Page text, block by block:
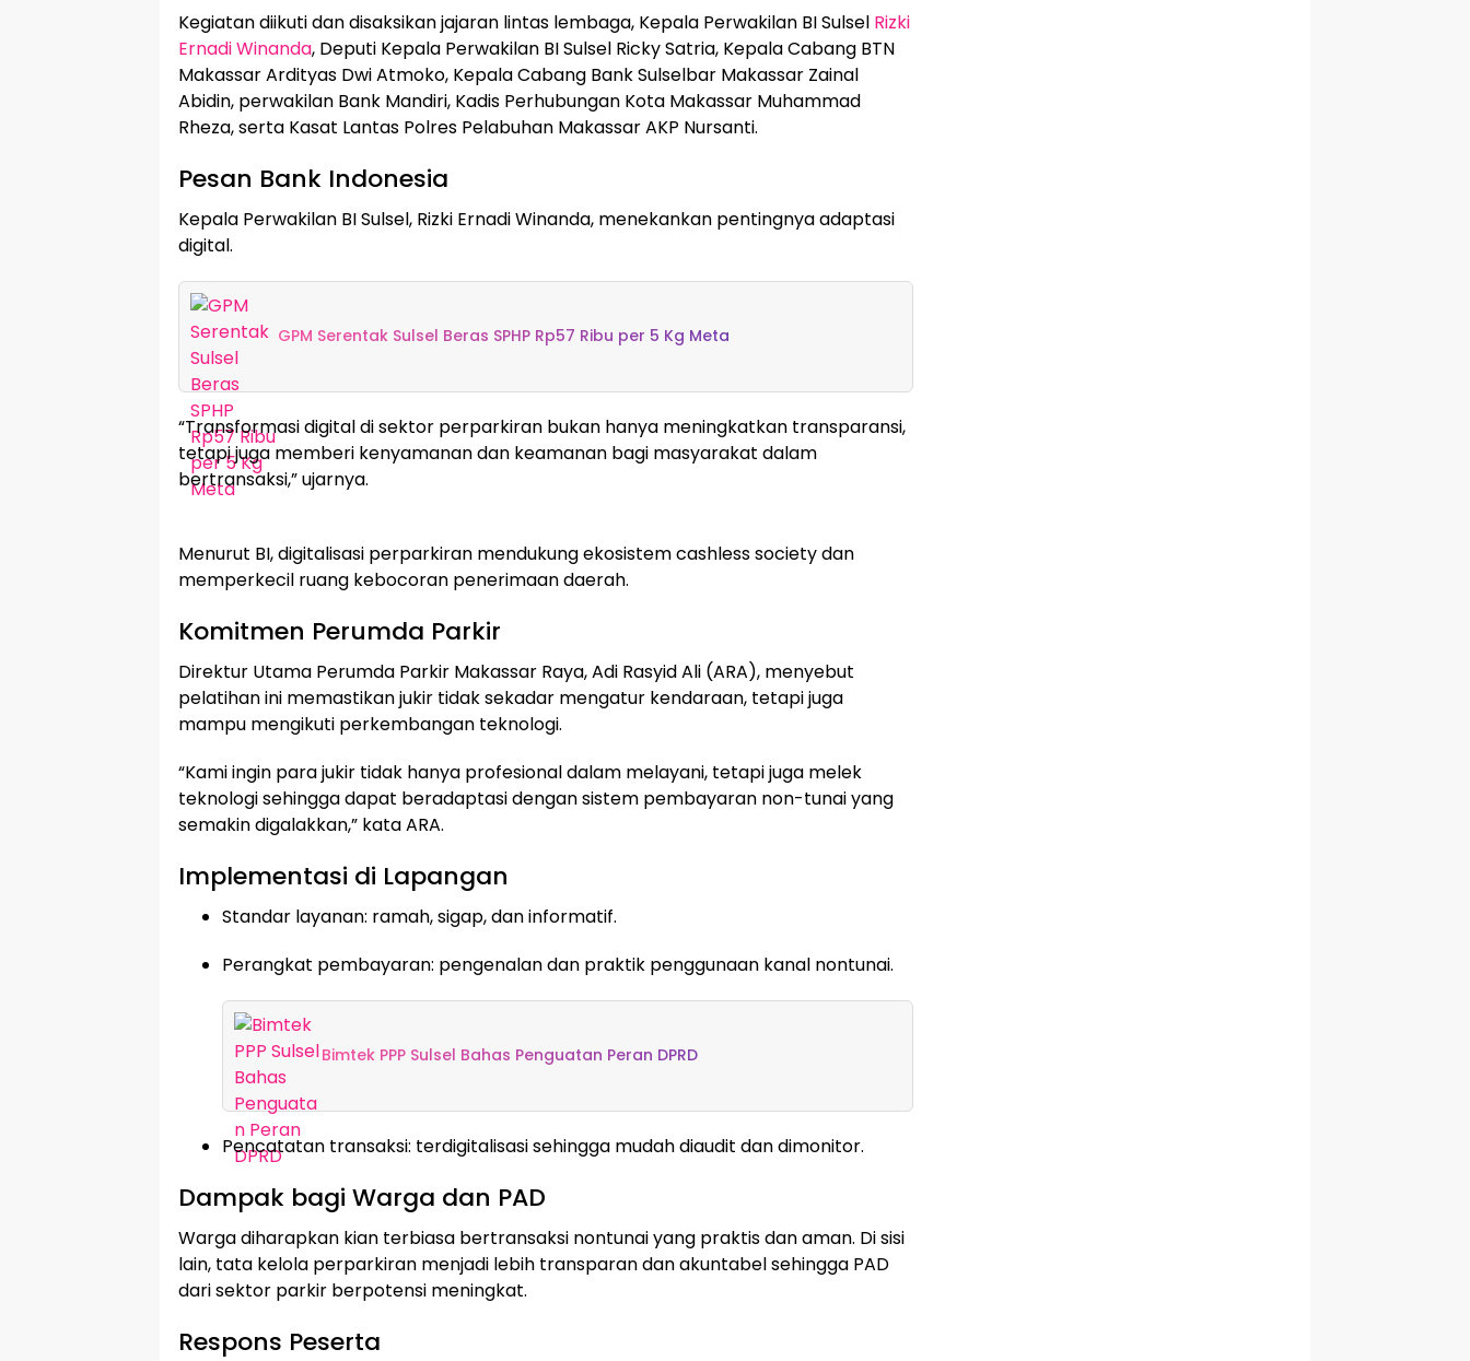
Kegiatan diikuti dan disaksikan jajaran lintas lembaga, Kepala Perwakilan BI Sulsel Rizki
Ernadi Winanda, Deputi Kepala Perwakilan BI Sulsel Ricky Satria, Kepala Cabang BTN
Makassar Ardityas Dwi Atmoko, Kepala Cabang Bank Sulselbar Makassar Zainal
Abidin, perwakilan Bank Mandiri, Kadis Perhubungan Kota Makassar Muhammad
Rheza, serta Kasat Lantas Polres Pelabuhan Makassar AKP Nursanti.
Pesan Bank Indonesia
Kepala Perwakilan BI Sulsel, Rizki Ernadi Winanda, menekankan pentingnya adaptasi
digital.
GPM Serentak Sulsel Beras SPHP Rp57 Ribu per 5 Kg Meta
“Transformasi digital di sektor perparkiran bukan hanya meningkatkan transparansi,
tetapi juga memberi kenyamanan dan keamanan bagi masyarakat dalam
bertransaksi,” ujarnya.
Menurut BI, digitalisasi perparkiran mendukung ekosistem cashless society dan
memperkecil ruang kebocoran penerimaan daerah.
Komitmen Perumda Parkir
Direktur Utama Perumda Parkir Makassar Raya, Adi Rasyid Ali (ARA), menyebut
pelatihan ini memastikan jukir tidak sekadar mengatur kendaraan, tetapi juga
mampu mengikuti perkembangan teknologi.
“Kami ingin para jukir tidak hanya profesional dalam melayani, tetapi juga melek
teknologi sehingga dapat beradaptasi dengan sistem pembayaran non-tunai yang
semakin digalakkan,” kata ARA.
Implementasi di Lapangan
Standar layanan: ramah, sigap, dan informatif.
Perangkat pembayaran: pengenalan dan praktik penggunaan kanal nontunai.
Bimtek PPP Sulsel Bahas Penguatan Peran DPRD
Pencatatan transaksi: terdigitalisasi sehingga mudah diaudit dan dimonitor.
Dampak bagi Warga dan PAD
Warga diharapkan kian terbiasa bertransaksi nontunai yang praktis dan aman. Di sisi
lain, tata kelola perparkiran menjadi lebih transparan dan akuntabel sehingga PAD
dari sektor parkir berpotensi meningkat.
Respons Peserta